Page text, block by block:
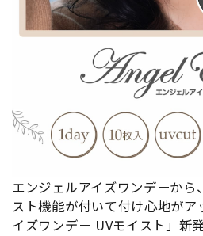
エンジェルアイズワンデーから
スト機能が付いて付け心地が
イズワンデー UVモイスト」新